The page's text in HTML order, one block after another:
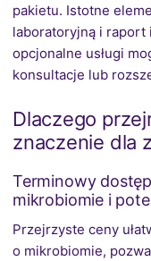
pakietu. Istotne
laboratoryjną i raport
opcjonalne usługi
konsultacje lub
Dlaczego
znaczenie dla
Terminowy
mikrobiomie i
Przejrzyste ceny
o mikrobiomie,